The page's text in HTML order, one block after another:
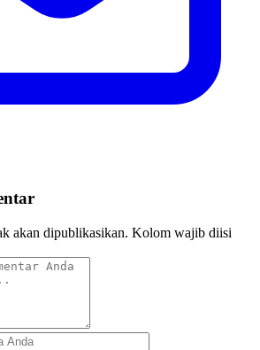
akan dipublikasikan. Kolom wajib diisi